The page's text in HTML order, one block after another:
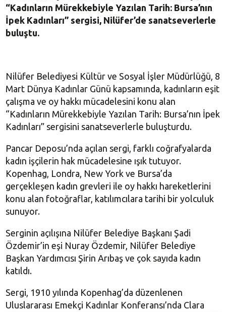
“Kadınların Mürekkebiyle Yazılan Tarih: Bursa’nın
İpek Kadınları” sergisi, Nilüfer’de sanatseverlerle
buluştu.
Nilüfer Belediyesi Kültür ve Sosyal İşler Müdürlüğü, 8
Mart Dünya Kadınlar Günü kapsamında, kadınların eşit
çalışma ve oy hakkı mücadelesini konu alan
“Kadınların Mürekkebiyle Yazılan Tarih: Bursa’nın İpek
Kadınları” sergisini sanatseverlerle buluşturdu.
Pancar Deposu’nda açılan sergi, farklı coğrafyalarda
kadın işçilerin hak mücadelesine ışık tutuyor.
Kopenhag, Londra, New York ve Bursa’da
gerçekleşen kadın grevleri ile oy hakkı hareketlerini
konu alan fotoğraflar, katılımcılara tarihi bir yolculuk
sunuyor.
Serginin açılışına Nilüfer Belediye Başkanı Şadi
Özdemir’in eşi Nuray Özdemir, Nilüfer Belediye
Başkan Yardımcısı Şirin Arıbaş ve çok sayıda kadın
katıldı.
Sergi, 1910 yılında Kopenhag’da düzenlenen
Uluslararası Emekçi Kadınlar Konferansı’nda Clara